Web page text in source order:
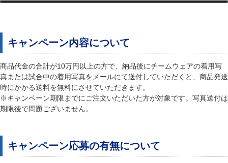
キャンペーン内容について
商品代金の合計が10万円以上の方で、納品後にチームウェアの着用写
真または試合中の着用写真をメールにて送付していただくと、商品発送
時にかかる送料を無料にさせていただきます。
※キャンペーン期限までにご注文いただいた方が対象です。写真送付は
期限後で問題ございません。
キャンペーン応募の有無について